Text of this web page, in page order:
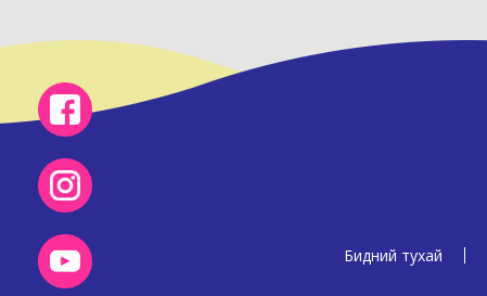
Бидний тухай